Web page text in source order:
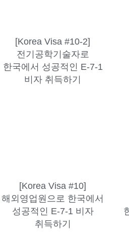
[Korea Visa #10-2]
전기공학기술자로
한국에서 성공적인 E-7-1
비자 취득하기
[Korea Visa #10]
해외영업원으로 한국에서
성공적인 E-7-1 비자
취득하기